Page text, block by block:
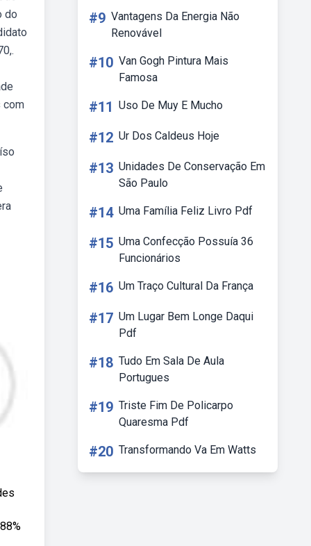
do
com
#9 Vantagens Da Energia Não
Renovável
#10 Van Gogh Pintura Mais
Famosa
#11 Uso De Muy E Mucho
#12 Ur Dos Caldeus Hoje
#13 Unidades De Conservação Em
São Paulo
#14 Uma Família Feliz Livro Pdf
#15 Uma Confecção Possuía 36
Funcionários
#16 Um Traço Cultural Da França
#17 Um Lugar Bem Longe Daqui
Pdf
#18 Tudo Em Sala De Aula
Portugues
#19 Triste Fim De Policarpo
Quaresma Pdf
#20 Transformando Va Em Watts